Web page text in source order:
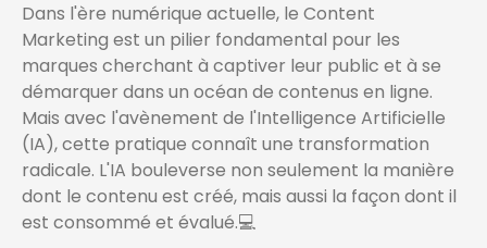
Dans l'ère numérique actuelle, le Content
Marketing est un pilier fondamental pour les
marques cherchant à captiver leur public et à se
démarquer dans un océan de contenus en ligne.
Mais avec l'avènement de l'Intelligence Artificielle
(IA), cette pratique connaît une transformation
radicale. L'IA bouleverse non seulement la manière
dont le contenu est créé, mais aussi la façon dont il
est consommé et évalué.💻